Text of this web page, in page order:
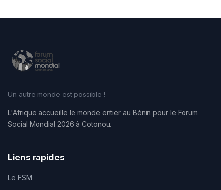
Un autre monde est possible !
L'Afrique accueille le monde entier au Bénin pour le Forum
Social Mondial 2026 à Cotonou.
Liens rapides
Le FSM